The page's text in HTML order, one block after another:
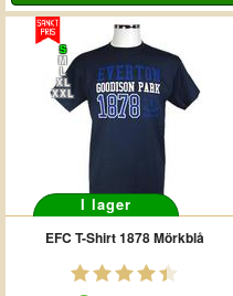
S
M
L
XL
XXL
I lager
EFC T-Shirt 1878 Mörkblå